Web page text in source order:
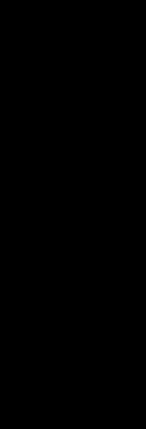
the Valley of the
'Kitten'
esta película